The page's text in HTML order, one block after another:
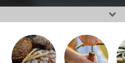
Bevorzugte Aktivitäten